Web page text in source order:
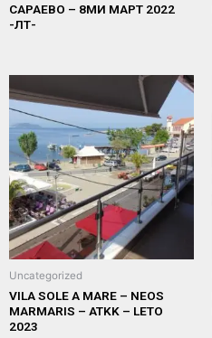
САРАЕВО – 8МИ МАРТ 2022
-ЛТ-
Uncategorized
VILA SOLE A MARE – NEOS
MARMARIS – ATKK – LETO
2023